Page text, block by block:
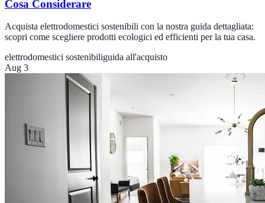
Cosa Considerare
Acquista elettrodomestici sostenibili con la nostra guida dettagliata:
scopri come scegliere prodotti ecologici ed efficienti per la tua casa.
elettrodomestici sostenibiliguida all'acquisto
Aug 3